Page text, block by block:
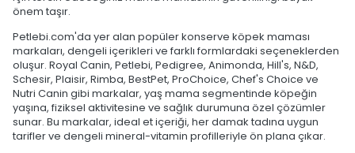
önem taşır.
Petlebi.com'da yer alan popüler konserve köpek maması
markaları, dengeli içerikleri ve farklı formlardaki seçeneklerden
oluşur. Royal Canin, Petlebi, Pedigree, Animonda, Hill's, N&D,
Schesir, Plaisir, Rimba, BestPet, ProChoice, Chef's Choice ve
Nutri Canin gibi markalar, yaş mama segmentinde köpeğin
yaşına, fiziksel aktivitesine ve sağlık durumuna özel çözümler
sunar. Bu markalar, ideal et içeriği, her damak tadına uygun
tarifler ve dengeli mineral-vitamin profilleriyle ön plana çıkar.